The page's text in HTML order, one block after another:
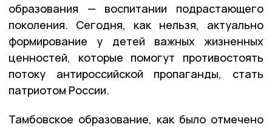
образования — воспитании подрастающего
поколения. Сегодня, как нельзя, актуально
формирование у детей важных жизненных
ценностей, которые помогут противостоять
потоку антироссийской пропаганды, стать
патриотом России.
Тамбовское образование, как было отмечено